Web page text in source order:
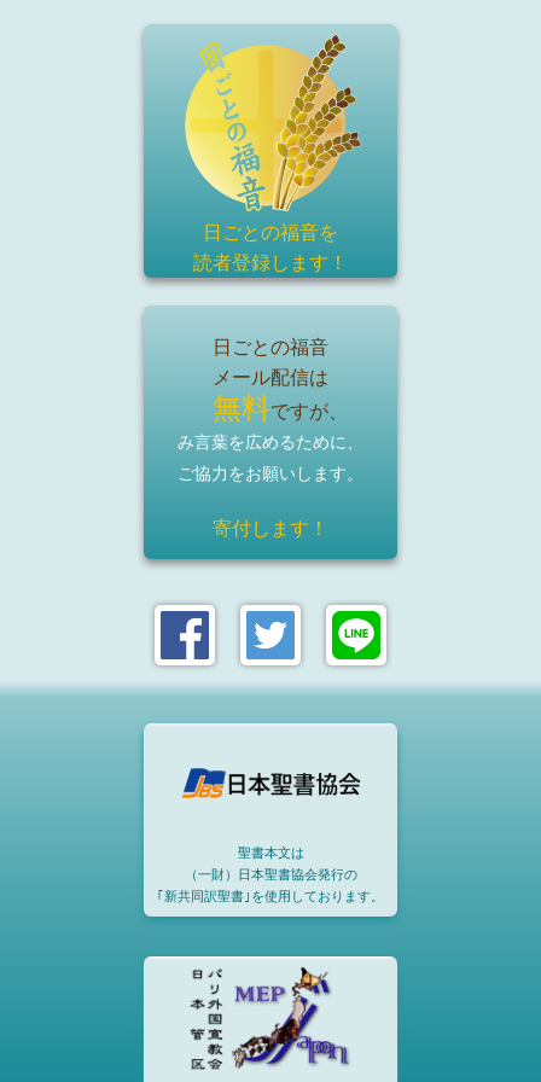
日ごとの福音を
読者登録します！
日ごとの福音
メール配信は
無料ですが、
み言葉を広めるために、
ご協力をお願いします。
寄付します！
聖書本文は
（一財）日本聖書協会発行の
｢新共同訳聖書｣を使用しております。